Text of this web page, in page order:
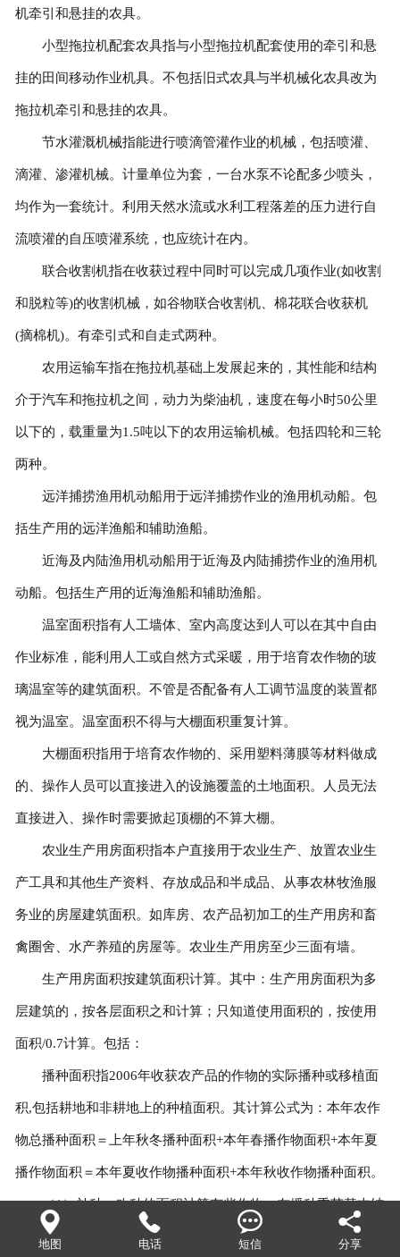
机牵引和悬挂的农具。
小型拖拉机配套农具指与小型拖拉机配套使用的牵引和悬
挂的田间移动作业机具。不包括旧式农具与半机械化农具改为
拖拉机牵引和悬挂的农具。
节水灌溉机械指能进行喷滴管灌作业的机械，包括喷灌、
滴灌、渗灌机械。计量单位为套，一台水泵不论配多少喷头，
均作为一套统计。利用天然水流或水利工程落差的压力进行自
流喷灌的自压喷灌系统，也应统计在内。
联合收割机指在收获过程中同时可以完成几项作业(如收割
和脱粒等)的收割机械，如谷物联合收割机、棉花联合收获机
(摘棉机)。有牵引式和自走式两种。
农用运输车指在拖拉机基础上发展起来的，其性能和结构
介于汽车和拖拉机之间，动力为柴油机，速度在每小时50公里
以下的，载重量为1.5吨以下的农用运输机械。包括四轮和三轮
两种。
远洋捕捞渔用机动船用于远洋捕捞作业的渔用机动船。包
括生产用的远洋渔船和辅助渔船。
近海及内陆渔用机动船用于近海及内陆捕捞作业的渔用机
动船。包括生产用的近海渔船和辅助渔船。
温室面积指有人工墙体、室内高度达到人可以在其中自由
作业标准，能利用人工或自然方式采暖，用于培育农作物的玻
璃温室等的建筑面积。不管是否配备有人工调节温度的装置都
视为温室。温室面积不得与大棚面积重复计算。
大棚面积指用于培育农作物的、采用塑料薄膜等材料做成
的、操作人员可以直接进入的设施覆盖的土地面积。人员无法
直接进入、操作时需要掀起顶棚的不算大棚。
农业生产用房面积指本户直接用于农业生产、放置农业生
产工具和其他生产资料、存放成品和半成品、从事农林牧渔服
务业的房屋建筑面积。如库房、农产品初加工的生产用房和畜
禽圈舍、水产养殖的房屋等。农业生产用房至少三面有墙。
生产用房面积按建筑面积计算。其中：生产用房面积为多
层建筑的，按各层面积之和计算；只知道使用面积的，按使用
面积/0.7计算。包括：
播种面积指2006年收获农产品的作物的实际播种或移植面
积,包括耕地和非耕地上的种植面积。其计算公式为：本年农作
物总播种面积＝上年秋冬播种面积+本年春播作物面积+本年夏
播作物面积＝本年夏收作物播种面积+本年秋收作物播种面积。
（1）补种、改种的面积计算有些作物，在播种季节基本结
束之后，才遭灾成片补种或改种的，原种植的作物面积仍计算

地图

电话

短信

分享